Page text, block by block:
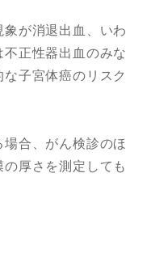
が消退出血、いわ
正性器出血のみな
子宮体癌のリスク
合、がん検診のほ
厚さを測定しても